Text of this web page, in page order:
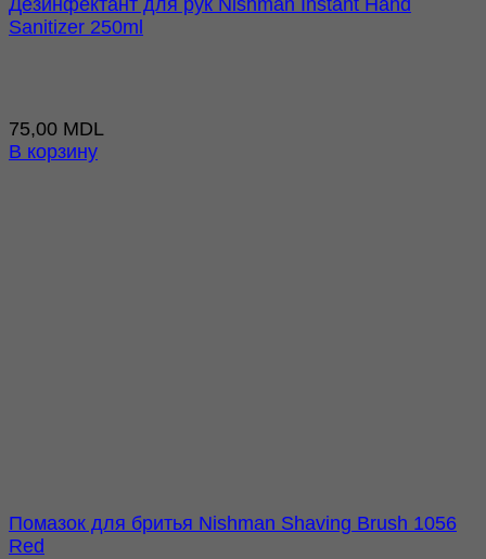
Дезинфектант для рук Nishman Instant Hand
Sanitizer 250ml
75,00 MDL
В корзину
Помазок для бритья Nishman Shaving Brush 1056
Red